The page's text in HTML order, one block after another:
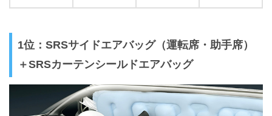
1位：SRSサイドエアバッグ（運転席・助手席）
＋SRSカーテンシールドエアバッグ